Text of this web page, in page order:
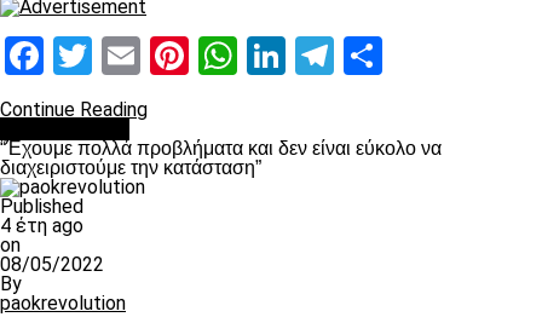
Facebook
Twitter
EmailPinterest
WhatsApp
LinkedIn
Telegram
Continue Reading
“Έχουμε πολλά προβλήματα και δεν είναι εύκολο να
διαχειριστούμε την κατάσταση”
Published
4 έτη ago
on
08/05/2022
By
paokrevolution